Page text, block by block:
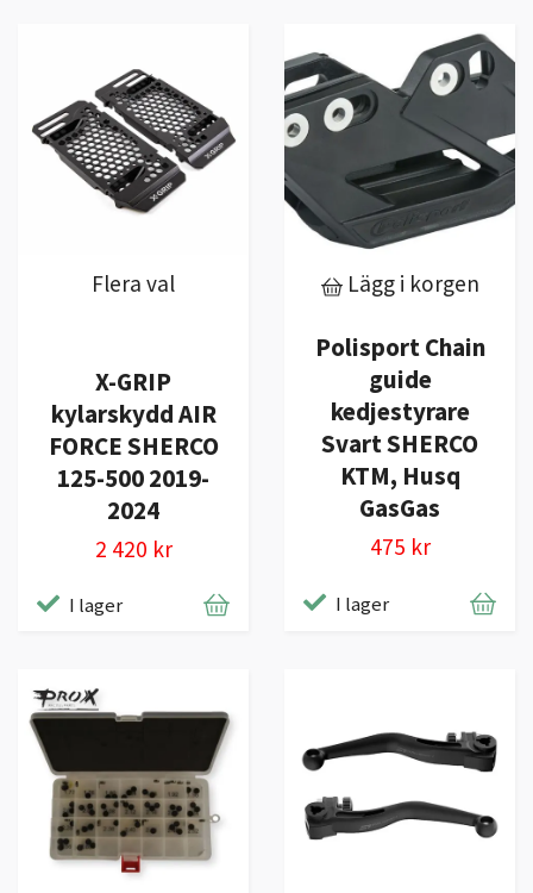
Flera val
X-GRIP
kylarskydd AIR
FORCE SHERCO
125-500 2019-
2024
2 420 kr
I lager
Lägg i korgen
Polisport Chain
guide
kedjestyrare
Svart SHERCO
KTM, Husq
GasGas
475 kr
I lager